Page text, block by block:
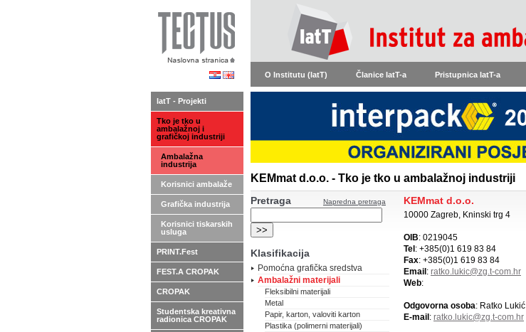
O Institutu (IatT) Članice IatT-a Pristupnica IatT-a
KEMmat d.o.o. - Tko je tko u ambalažnoj industriji
Napredna pretraga
Pretraga
Klasifikacija
Pomoćna grafička sredstva
Ambalažni materijali
Fleksibilni materijali
Metal
Papir, karton, valoviti karton
Plastika (polimerni materijali)
KEMmat d.o.o.
10000 Zagreb, Kninski trg 4
OIB: 0219045
Tel : +385(0)1 619 83 84
Fax: +385(0)1 619 83 84
Email : ratko.lukic@zg.t-com.hr
Web:
Odgovorna osoba: Ratko Lukić
E-mail : ratko.lukic@zg.t-com.hr
IatT - Projekti
Tko je tko u
ambalažnoj i
grafičkoj industriji
Ambalažna
industrija
Korisnici ambalaže
Grafička industrija
Korisnici tiskarskih
usluga
PRINT.Fest
FEST.A CROPAK
CROPAK
Studentska kreativna
radionica CROPAK